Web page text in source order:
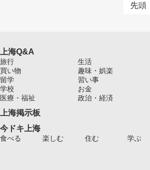
先頭
上海Q&A
旅行 生活
買い物
趣味・娯楽
留学
習い事
学校
お金
医療・福祉
政治・経済
上海掲示板
今ドキ上海
食べる 楽しむ 住む 学ぶ